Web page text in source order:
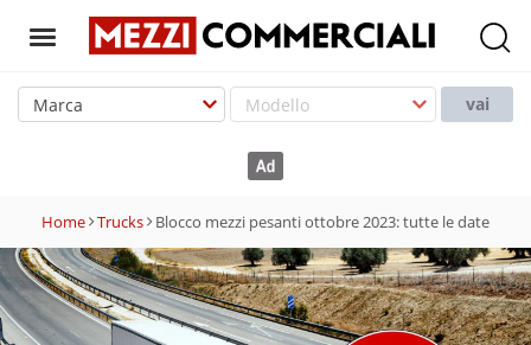
T
g
n
a
v
i
vai
Home Trucks Blocco mezzi pesanti ottobre 2023: tutte le date